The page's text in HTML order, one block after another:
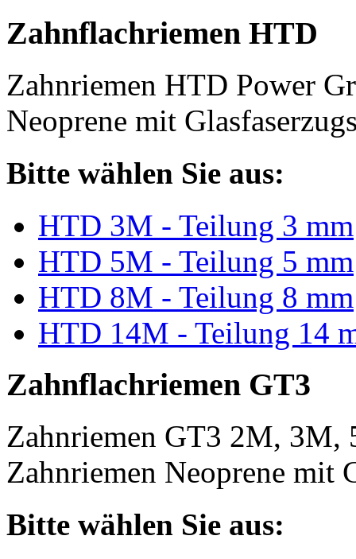
Zahnflachriemen HTD
Zahnriemen HTD Power
Neoprene mit
Bitte wählen Sie aus:
HTD 3M - Teilung 3 mm
HTD 5M - Teilung 5 mm
HTD 8M - Teilung 8 mm
HTD 14M - Teilung 14
Zahnflachriemen GT3
Zahnriemen GT3 2M, 3M,
Zahnriemen Neoprene mit
Bitte wählen Sie aus: